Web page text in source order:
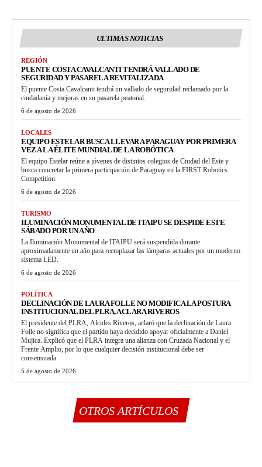
ULTIMAS NOTICIAS
REGIÓN
PUENTE COSTA CAVALCANTI TENDRÁ VALLADO DE
SEGURIDAD Y PASARELA REVITALIZADA
El puente Costa Cavalcanti tendrá un vallado de seguridad reclamado por la
ciudadanía y mejoras en su pasarela peatonal.
6 de agosto de 2026
LOCALES
EQUIPO ESTELAR BUSCA LLEVAR A PARAGUAY POR PRIMERA
VEZ A LA ÉLITE MUNDIAL DE LA ROBÓTICA
El equipo Estelar reúne a jóvenes de distintos colegios de Ciudad del Este y
busca concretar la primera participación de Paraguay en la FIRST Robotics
Competition.
6 de agosto de 2026
TURISMO
ILUMINACIÓN MONUMENTAL DE ITAIPU SE DESPIDE ESTE
SÁBADO POR UN AÑO
La Iluminación Monumental de ITAIPU será suspendida durante
aproximadamente un año para reemplazar las lámparas actuales por un moderno
sistema LED.
6 de agosto de 2026
POLÍTICA
DECLINACIÓN DE LAURA FOLLE NO MODIFICA LA POSTURA
INSTITUCIONAL DEL PLRA, ACLARA RIVEROS
El presidente del PLRA, Alcides Riveros, aclaró que la declinación de Laura
Folle no significa que el partido haya decidido apoyar oficialmente a Daniel
Mujica. Explicó que el PLRA integra una alianza con Cruzada Nacional y el
Frente Amplio, por lo que cualquier decisión institucional debe ser
consensuada.
5 de agosto de 2026
OTROS ARTÍCULOS